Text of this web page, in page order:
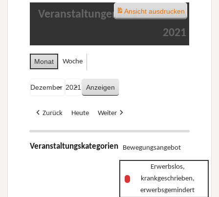
Veranstaltungen im Dezember
2021
Monat Woche
Zurück Heute Weiter
Veranstaltungskategorien Bewegungsangebot
Erwerbslos,
krankgeschrieben,
erwerbsgemindert
Ansichtausdrucken